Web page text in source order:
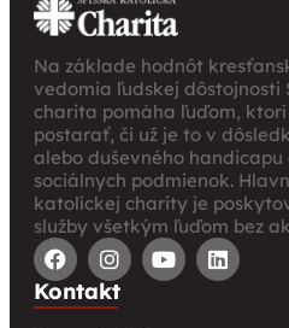
Na základe hodnôt
vedomia ľudskej dôstojnosti
charita pomáha ľuďom, ktorí
postarať, či už je to v
alebo duševného
sociálnych podmienok.
katolíckej charity je
služby všetkým ľuďom bez
Kontakt